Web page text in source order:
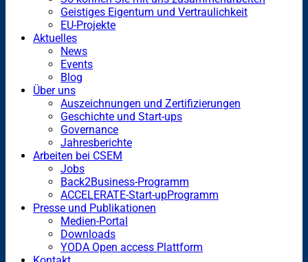
Geistiges Eigentum und Vertraulichkeit
EU-Projekte
Aktuelles
News
Events
Blog
Über uns
Auszeichnungen und Zertifizierungen
Geschichte und Start-ups
Governance
Jahresberichte
Arbeiten bei CSEM
Jobs
Back2Business-Programm
ACCELERATE-Start-upProgramm
Presse und Publikationen
Medien-Portal
Downloads
YODA Open access Plattform